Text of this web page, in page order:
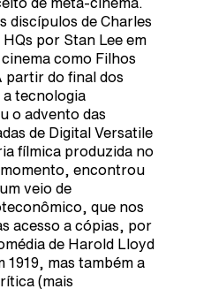
de meta-cinema.
discípulos de Charles
por Stan Lee em
como Filhos
partir do final dos
a tecnologia
o advento das
de Digital Versatile
fílmica produzida no
encontrou
veio de
que nos
acesso a cópias, por
de Harold Lloyd
1919, mas também a
(mais